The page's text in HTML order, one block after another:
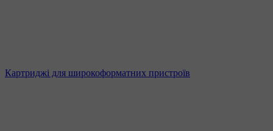
Картриджі для широкоформатних пристроїв